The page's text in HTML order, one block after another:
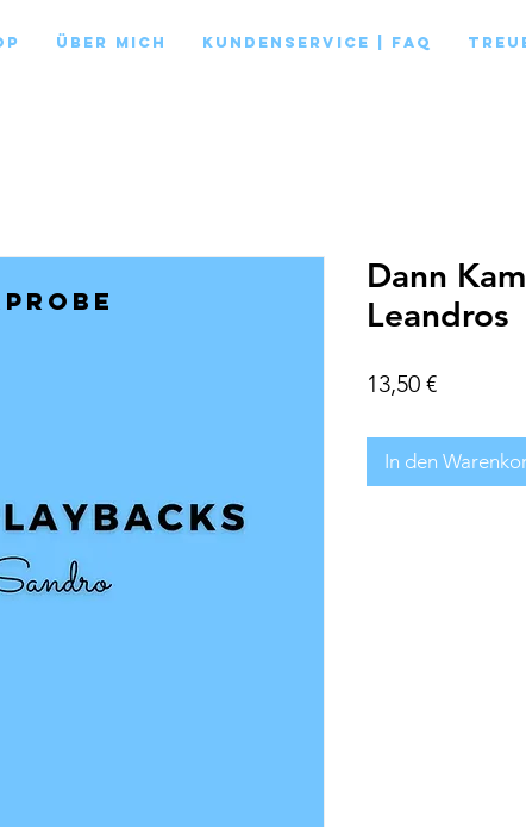
Über mich Kundenservice | FAQ
Dann
Leandros
13,50 €Preis
In den